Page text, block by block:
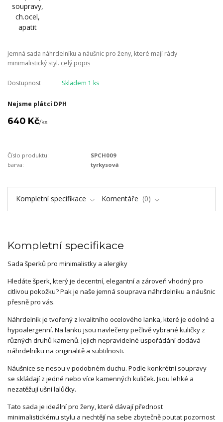
Jemná sada náhrdelníku a náušnic pro ženy, které mají rády
minimalistický styl. celý popis
Dostupnost Skladem 1 ks
Nejsme plátci DPH
640 Kč/ks
Číslo produktu:
SPCH009
barva:
tyrkysová
Kompletní specifikace Komentáře 0
Kompletní specifikace
Sada šperků pro minimalistky a alergiky
Hledáte šperk, který je decentní, elegantní a zároveň vhodný pro
citlivou pokožku? Pak je naše jemná souprava náhrdelníku a náušnic
přesně pro vás.
Náhrdelník je tvořený z kvalitního ocelového lanka, které je odolné a
hypoalergenní. Na lanku jsou navlečeny pečlivě vybrané kuličky z
různých druhů kamenů. Jejich nepravidelné uspořádání dodává
náhrdelníku na originalitě a subtilnosti.
Náušnice se nesou v podobném duchu. Podle konkrétní soupravy
se skládají z jedné nebo více kamenných kuliček. Jsou lehké a
nezatěžují ušní lalůčky.
Tato sada je ideální pro ženy, které dávají přednost
minimalistickému stylu a nechtějí na sebe zbytečně poutat pozornost